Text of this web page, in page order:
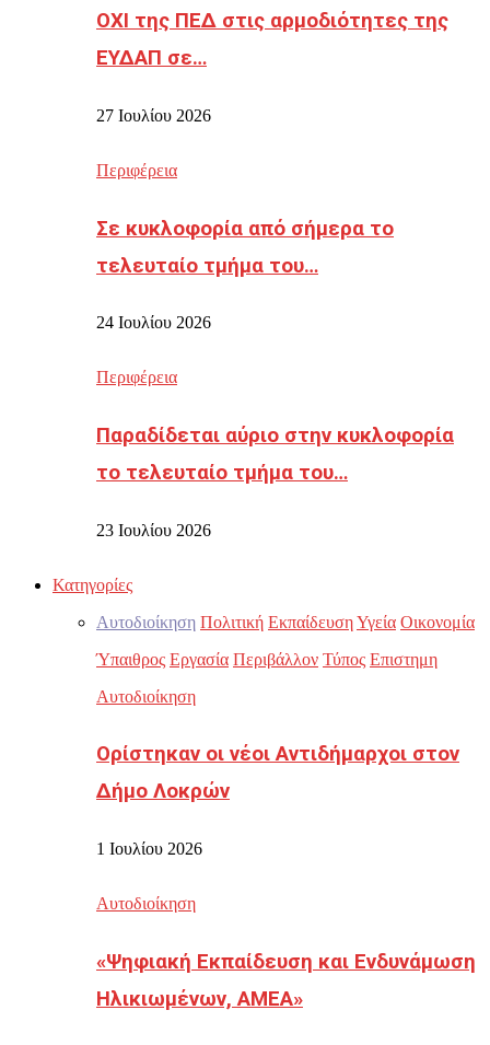
ΟΧΙ της ΠΕΔ στις αρμοδιότητες της
ΕΥΔΑΠ σε…
27 Ιουλίου 2026
Περιφέρεια
Σε κυκλοφορία από σήμερα το
τελευταίο τμήμα του…
24 Ιουλίου 2026
Περιφέρεια
Παραδίδεται αύριο στην κυκλοφορία
το τελευταίο τμήμα του…
23 Ιουλίου 2026
Κατηγορίες
Αυτοδιοίκηση Πολιτική ΕκπαίδευσηΥγεία Οικονομία
Ύπαιθρος Εργασία Περιβάλλον Τύπος Επιστημη
Αυτοδιοίκηση
Ορίστηκαν οι νέοι Αντιδήμαρχοι στον
Δήμο Λοκρών
1 Ιουλίου 2026
Αυτοδιοίκηση
«Ψηφιακή Εκπαίδευση και Ενδυνάμωση
Ηλικιωμένων, ΑΜΕΑ»